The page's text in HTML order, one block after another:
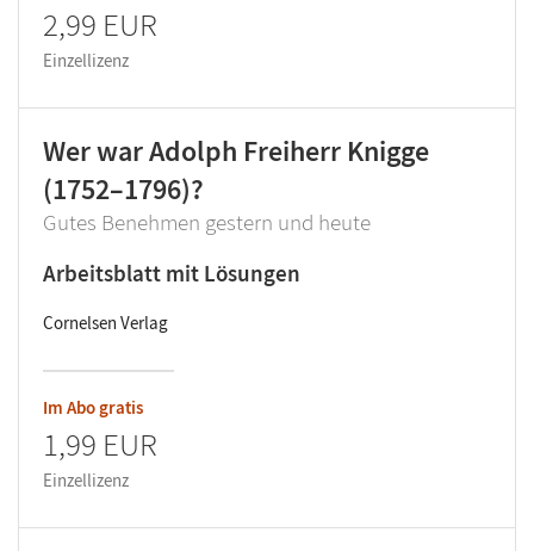
2,99 EUR
Einzellizenz
Wer war Adolph Freiherr Knigge
(1752–1796)?
Gutes Benehmen gestern und heute
Arbeitsblatt mit Lösungen
Cornelsen Verlag
Im Abo gratis
1,99 EUR
Einzellizenz